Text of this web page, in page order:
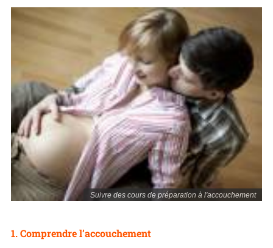
Suivre des cours de préparation à l'accouchement
1. Comprendre l’accouchement